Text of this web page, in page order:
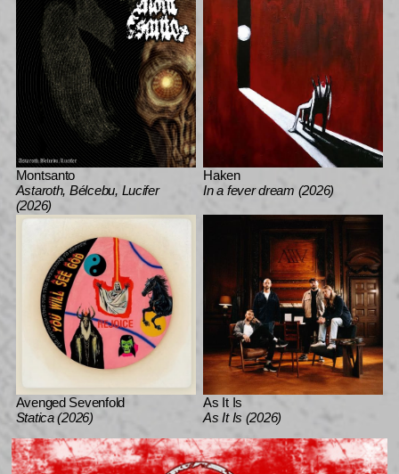
Montsanto
Astaroth, Bélcebu, Lucifer
(2026)
Haken
In a fever dream (2026)
Avenged Sevenfold
Statica (2026)
As It Is
As It Is (2026)